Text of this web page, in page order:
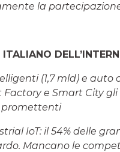
la
(1,7 mld) e auto
Factory e Smart City
promettenti
IoT: il 54% delle
Mancano le